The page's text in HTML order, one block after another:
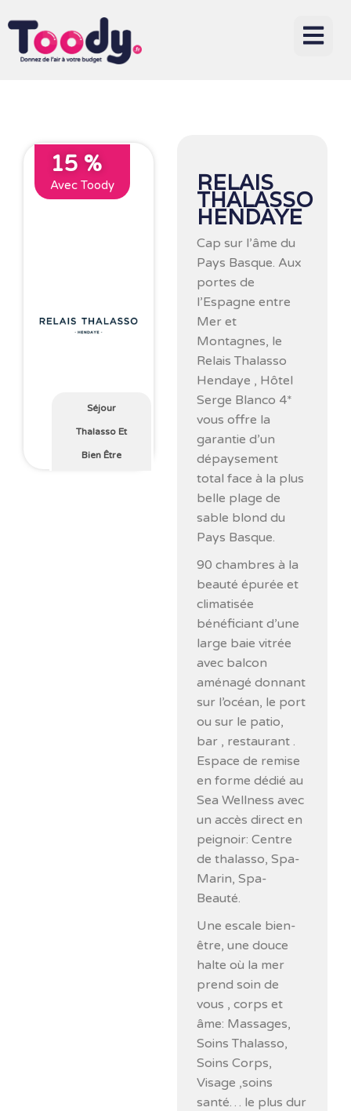
15 %
Avec Toody
Séjour
Thalasso Et
Bien Être
RELAIS
THALASSO
HENDAYE
Cap sur l’âme du
Pays Basque. Aux
portes de
l’Espagne entre
Mer et
Montagnes, le
Relais Thalasso
Hendaye , Hôtel
Serge Blanco 4*
vous offre la
garantie d’un
dépaysement
total face à la plus
belle plage de
sable blond du
Pays Basque.
90 chambres à la
beauté épurée et
climatisée
bénéficiant d’une
large baie vitrée
avec balcon
aménagé donnant
sur l’océan, le port
ou sur le patio,
bar , restaurant .
Espace de remise
en forme dédié au
Sea Wellness avec
un accès direct en
peignoir: Centre
de thalasso, Spa-
Marin, Spa-
Beauté.
Une escale bien-
être, une douce
halte où la mer
prend soin de
vous , corps et
âme: Massages,
Soins Thalasso,
Soins Corps,
Visage ,soins
santé… le plus dur